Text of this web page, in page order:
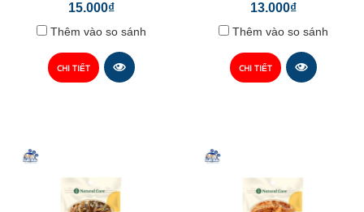
15.000₫
Thêm vào so sánh
CHI TIẾT
13.000₫
Thêm vào so sánh
CHI TIẾT